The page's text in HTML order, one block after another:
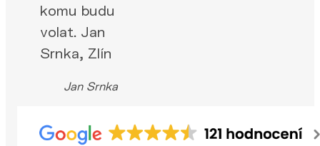
komu budu
volat. Jan
Srnka, Zlín
Jan Srnka